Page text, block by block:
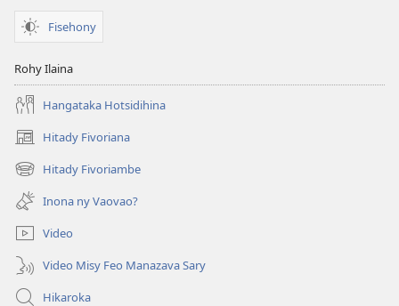
Fisehony
Rohy Ilaina
Hangataka Hotsidihina
Hitady Fivoriana
(manokatra
rohy) Hitady Fivoriambe
(manokatra
rohy) Inona ny Vaovao?
Video
Video Misy Feo Manazava Sary
Hikaroka